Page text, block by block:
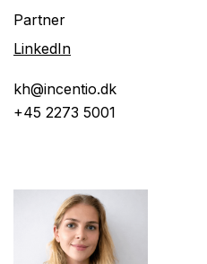
Partner
LinkedIn
kh@incentio.dk
+45 2273 5001